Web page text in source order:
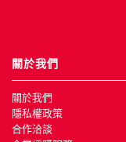
關於我們
關於我們
隱私權政策
合作洽談